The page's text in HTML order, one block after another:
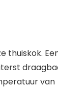
thuiskok.
van